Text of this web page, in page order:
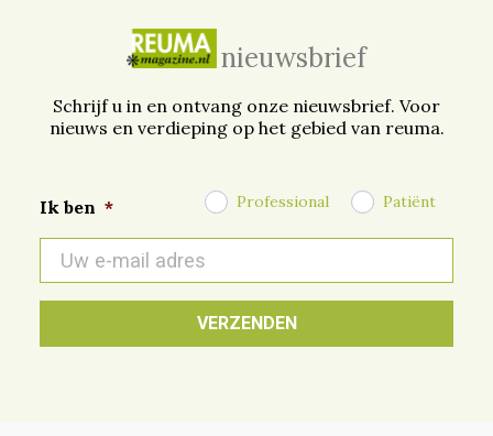
nieuwsbrief
Schrijf u in en ontvang onze nieuwsbrief. Voor
nieuws en verdieping op het gebied van reuma.
Ik ben * Professional Patiënt
mail
*